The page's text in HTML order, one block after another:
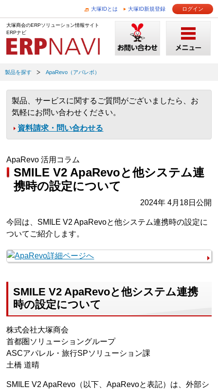
大塚IDとは 大塚ID新規登録 ログイン
大塚商会のERPソリューション情報サイト
ERPナビ
製品を探す ApaRevo（アパレボ）
製品、サービスに関するご質問がございましたら、お
気軽にお問い合わせください。
資料請求・問い合わせる
ApaRevo 活用コラム
SMILE V2 ApaRevoと他システム連
携時の設定について
2024年 4月18日公開
今回は、SMILE V2 ApaRevoと他システム連携時の設定に
ついてご紹介します。
SMILE V2 ApaRevoと他システム連携
時の設定について
株式会社大塚商会
首都圏ソリューショングループ
ASCアパレル・旅行SPソリューション課
土橋 道晴
SMILE V2 ApaRevo（以下、ApaRevoと表記）は、外部シ